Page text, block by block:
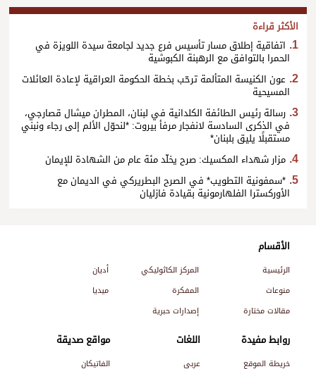
الأكثر قراءة
اتفاقية إطلاق مسار تأسيس فرع جديد لجامعة سيدة اللويزة في
الحمرا بالتوافق مع الرهبنة الكبوشية
عون الكنيسة المتألمة ترحّب بخطة الحكومة العراقية لإعادة العائلات
المسيحية
رسالة رئيس الطائفة الكلدانية في لبنان، المطران ميشال قصارجي،
في الذكرى السادسة لانفجار مرفأ بيروت: *لنحوّل الألم إلى رجاء ونبني
مستقبلًا يليق بلبنان*
مزار شهداء المكسيك: صرح يخلّد مئة عام من الشهادة للإيمان
*سمفونية التطويب* في الصرح البطريركي في الديمان مع
الأوركسترا الفلهارمونية بقيادة فازليان
الأقسام
الرئيسية المركز الكاثوليكي
أديان
منوعات
المفكرة
ميديا
مقالات مختارة
إصدارات حبرية
روابط مفيدة
خريطة الموقع
اللغات
عربي
مواقع صديقة
الفاتيكان